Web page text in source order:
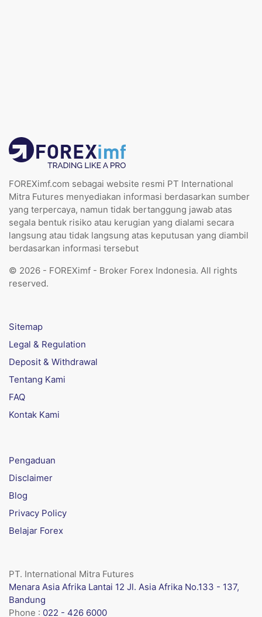
FOREXimf.com sebagai website resmi PT International
Mitra Futures menyediakan informasi berdasarkan sumber
yang terpercaya, namun tidak bertanggung jawab atas
segala bentuk risiko atau kerugian yang dialami secara
langsung atau tidak langsung atas keputusan yang diambil
berdasarkan informasi tersebut
© 2026 - FOREXimf - Broker Forex Indonesia. All rights
reserved.
Sitemap
Legal & Regulation
Deposit & Withdrawal
Tentang Kami
FAQ
Kontak Kami
Pengaduan
Disclaimer
Blog
Privacy Policy
Belajar Forex
PT. International Mitra Futures
Menara Asia Afrika Lantai 12 Jl. Asia Afrika No.133 - 137,
Bandung
Phone : 022 - 426 6000